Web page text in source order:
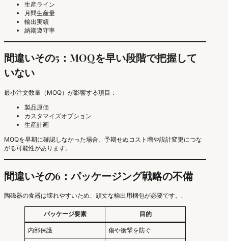
生産ライン
月間生産量
輸出実績
納期遵守率
間違いその5：MOQを早い段階で把握して
いない
最小注文数量（MOQ）が影響する項目：
製品原価
カスタマイズオプション
生産計画
MOQを早期に確認しなかった場合、予期せぬコスト増や設計変更につな
がる可能性があります。.
間違いその6：パッケージング戦略の不備
陶磁器の食器は壊れやすいため、頑丈な輸出用梱包が必要です。.
パッケージ要素 目的
内部保護
傷や衝撃を防ぐ